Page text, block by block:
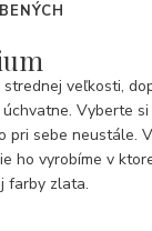
veľkosti,
Vyberte
pri sebe neustále.
ho vyrobíme v
farby zlata.